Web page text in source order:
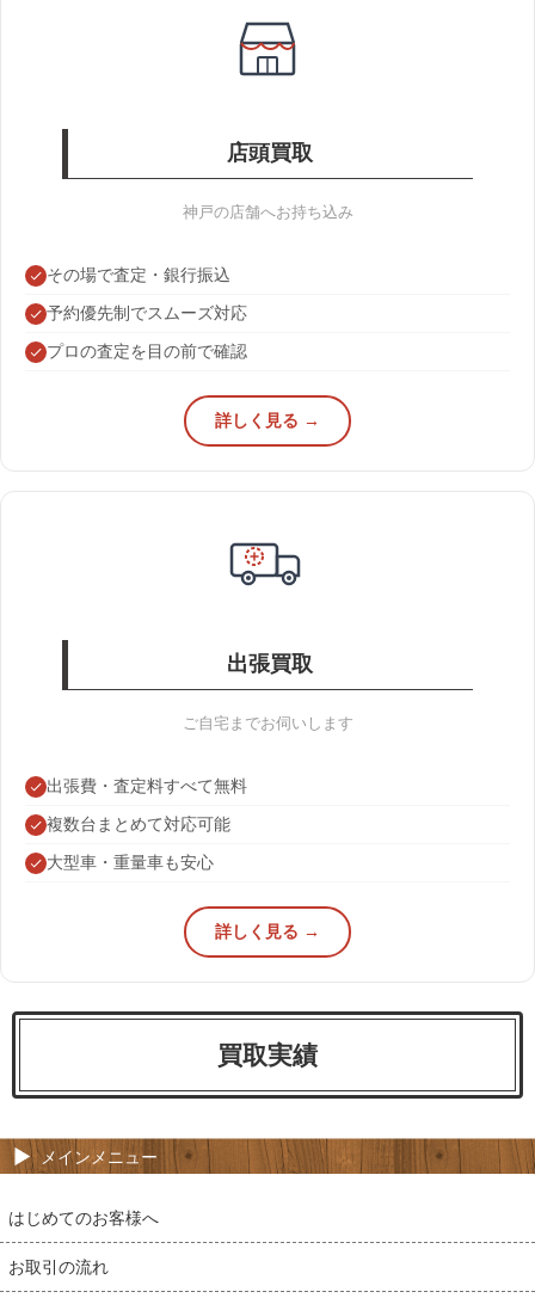
店頭買取
神戸の店舗へお持ち込み
その場で査定・銀行振込
予約優先制でスムーズ対応
プロの査定を目の前で確認
詳しく見る →
出張買取
ご自宅までお伺いします
出張費・査定料すべて無料
複数台まとめて対応可能
大型車・重量車も安心
詳しく見る →
買取実績
メインメニュー
はじめてのお客様へ
お取引の流れ